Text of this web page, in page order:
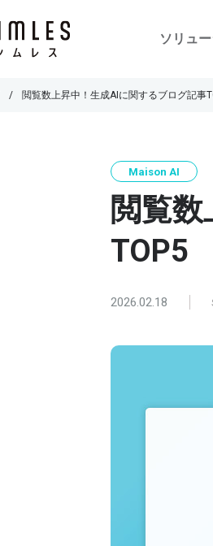
ソリュ
閲覧数上昇中！生成AIに関するブログ記事
Maison AI
閲覧
TOP5
2026.02.18